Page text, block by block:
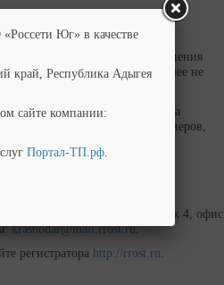
выплаты дивидендов.
- Р.О.С.Т.» в случае изменения
у регистратора (если Вы ранее не
Федерации предусмотрена
реквизитов своих акционеров,
Красная, д.180, Литер А, этаж 4, офис
krasnodar@mail.rrost.ru.
регистратора http://rrost.ru.
Юг» в качестве
край, Республика Адыгея
сайте компании:
Портал-ТП.рф.